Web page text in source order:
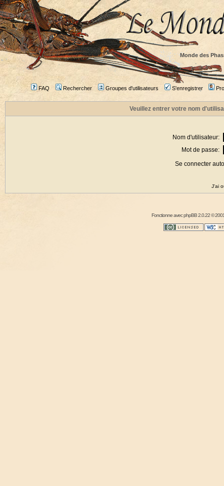
Monde des
FAQ Rechercher Groupes d'utilisateurs S'enregistrer
Veuillez entrer votre nom
Nom d'utilisateur:
Mot de passe:
Se connecter
J'ai
Fonctionne avecphpBB2.0.22 ©